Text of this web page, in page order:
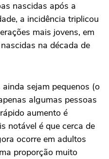
nascidas após a
a incidência triplicou
mais jovens, em
na década de
sejam pequenos (o
algumas pessoas
aumento é
notável é que cerca de
ocorre em adultos
proporção muito